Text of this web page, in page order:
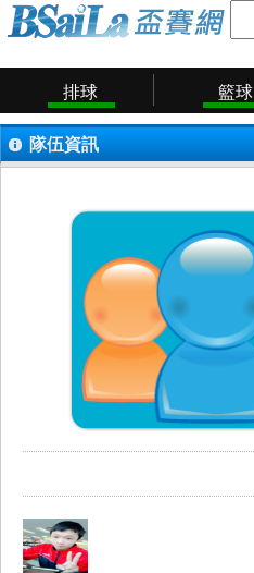
排球 籃球
隊伍資訊